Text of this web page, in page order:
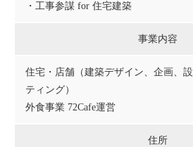
・工事参謀 for 住宅建築
事業内容
住宅・店舗（建築デザイン、企画、
ティング）
外食事業 72Cafe運営
住所